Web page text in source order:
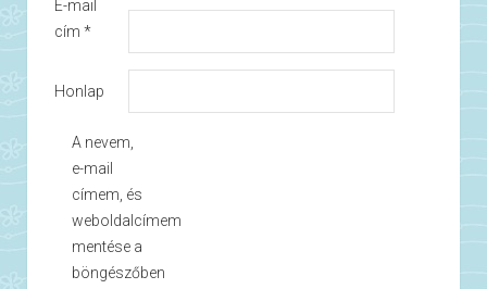
E-mail
cím *
Honlap
A nevem,
e-mail
címem, és
weboldalcímem
mentése a
böngészőben